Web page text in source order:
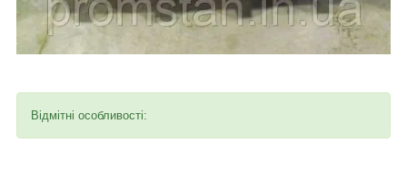
Відмітні особливості: